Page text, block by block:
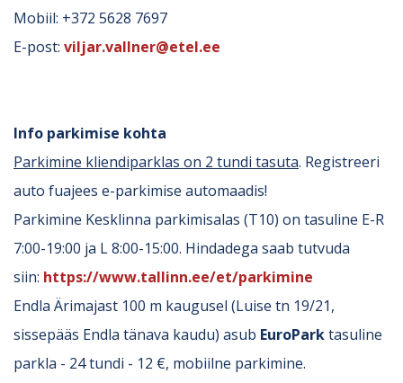
Mobiil: +372 5628 7697
E-post: viljar.vallner@etel.ee
Info parkimise kohta
Parkimine kliendiparklas on 2 tundi tasuta. Registreeri
auto fuajees e-parkimise automaadis!
Parkimine Kesklinna parkimisalas (T10) on tasuline E-R
7:00-19:00 ja L 8:00-15:00. Hindadega saab tutvuda
siin: https://www.tallinn.ee/et/parkimine
Endla Ärimajast 100 m kaugusel (Luise tn 19/21,
sissepääs Endla tänava kaudu) asub EuroParktasuline
parkla - 24 tundi - 12 €, mobiilne parkimine.